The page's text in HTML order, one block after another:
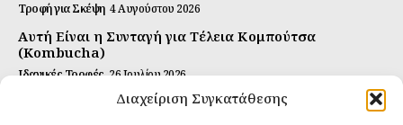
Διαχείριση Συγκατάθεσης
Τροφή για Σκέψη 4 Αυγούστου 2026
Αυτή Είναι η Συνταγή για Τέλεια Κομπούτσα
(Kombucha)
Ιδανικές Τροφές 26 Ιουλίου 2026
Η Κρυφή Αλήθεια για τα Υπερ-επεξεργασμένα